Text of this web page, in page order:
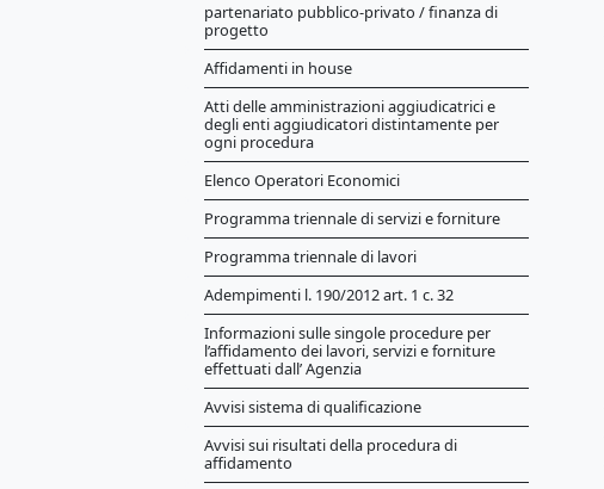
partenariato pubblico-privato / finanza di
progetto
Affidamenti in house
Atti delle amministrazioni aggiudicatrici e
degli enti aggiudicatori distintamente per
ogni procedura
Elenco Operatori Economici
Programma triennale di servizi e forniture
Programma triennale di lavori
Adempimenti l. 190/2012 art. 1 c. 32
Informazioni sulle singole procedure per
l’affidamento dei lavori, servizi e forniture
effettuati dall’ Agenzia
Avvisi sistema di qualificazione
Avvisi sui risultati della procedura di
affidamento